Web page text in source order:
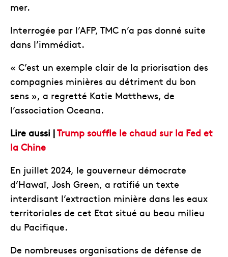
mer.
Interrogée par l’AFP, TMC n’a pas donné suite
dans l’immédiat.
« C’est un exemple clair de la priorisation des
compagnies minières au détriment du bon
sens », a regretté Katie Matthews, de
l’association Oceana.
Lire aussi |Trump souffle le chaud sur la Fed et
la Chine
En juillet 2024, le gouverneur démocrate
d’Hawaï, Josh Green, a ratifié un texte
interdisant l’extraction minière dans les eaux
territoriales de cet Etat situé au beau milieu
du Pacifique.
De nombreuses organisations de défense de